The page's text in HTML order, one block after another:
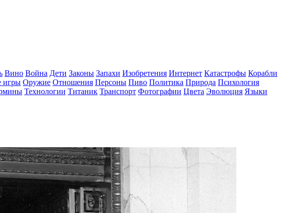
Вино Война Дети Законы Запахи Изобретения Интернет Катастрофы Корабли
игры Оружие Отношения Персоны Пиво Политика Природа Психология
Технологии Титаник Транспорт Фотографии Цвета Эволюция Языки